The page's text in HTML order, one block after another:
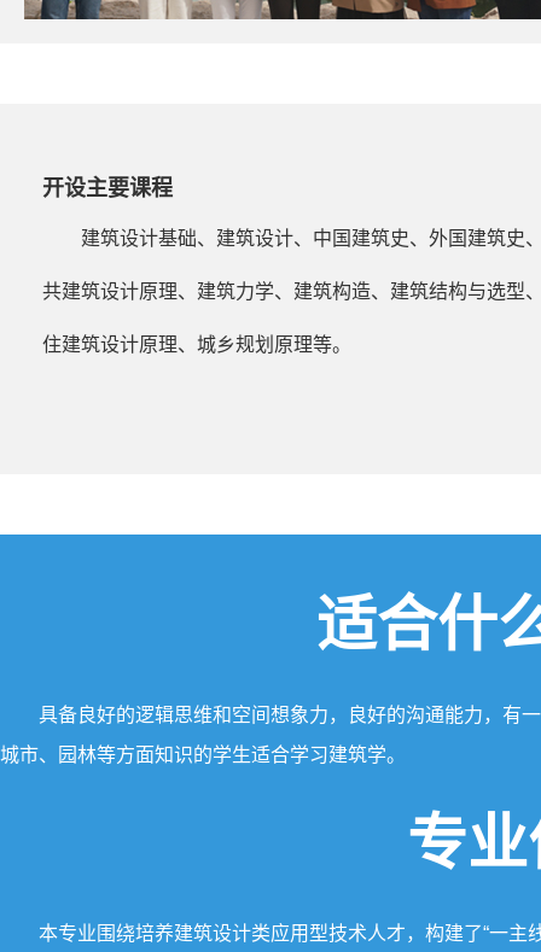
开设主要课程
建筑设计基础、建筑设计、中国建筑史、外国建筑史
共建筑设计原理、建筑力学、建筑构造、建筑结构与选型
住建筑设计原理、城乡规划原理等。
适合什
具备良好的逻辑思维和空间想象力，良好的沟通能力，有
城市、园林等方面知识的学生适合学习建筑学。
专
本专业围绕培养建筑设计类应用型技术人才，构建了“一